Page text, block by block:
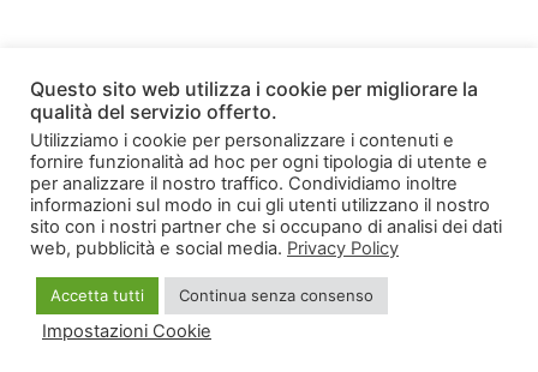
Questo sito web utilizza i cookie per migliorare la
qualità del servizio offerto.
Utilizziamo i cookie per personalizzare i contenuti e
fornire funzionalità ad hoc per ogni tipologia di utente e
per analizzare il nostro traffico. Condividiamo inoltre
informazioni sul modo in cui gli utenti utilizzano il nostro
sito con i nostri partner che si occupano di analisi dei dati
web, pubblicità e social media. Privacy Policy
Accetta tutti Continua senza consenso
Impostazioni Cookie